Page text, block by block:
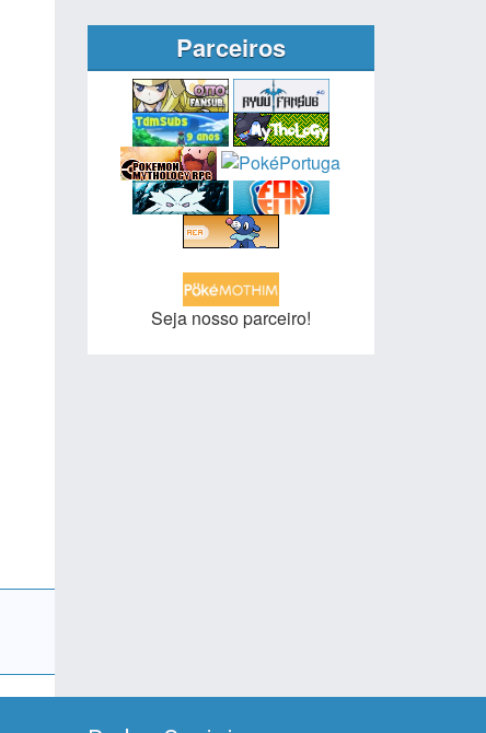
Parceiros
Seja nosso parceiro!